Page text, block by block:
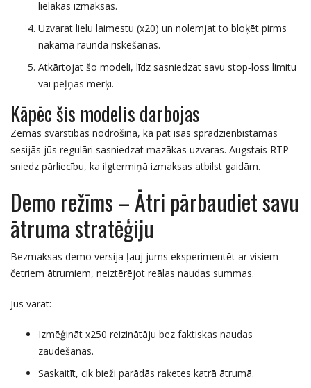
lielākas izmaksas.
Uzvarat lielu laimestu (x20) un nolemjat to bloķēt pirms
nākamā raunda riskēšanas.
Atkārtojat šo modeli, līdz sasniedzat savu stop‑loss limitu
vai peļņas mērķi.
Kāpēc šis modelis darbojas
Zemas svārstības nodrošina, ka pat īsās sprādzienbīstamās
sesijās jūs regulāri sasniedzat mazākas uzvaras. Augstais RTP
sniedz pārliecību, ka ilgtermiņā izmaksas atbilst gaidām.
Demo režīms – Ātri pārbaudiet savu
ātruma stratēģiju
Bezmaksas demo versija ļauj jums eksperimentēt ar visiem
četriem ātrumiem, neiztērējot reālas naudas summas.
Jūs varat:
Izmēģināt x250 reizinātāju bez faktiskas naudas
zaudēšanas.
Saskaitīt, cik bieži parādās raķetes katrā ātrumā.